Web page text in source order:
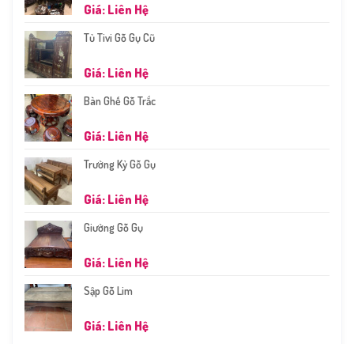
Giá: Liên Hệ
Tủ Tivi Gỗ Gụ Cũ
Giá: Liên Hệ
Bàn Ghế Gỗ Trắc
Giá: Liên Hệ
Trường Kỷ Gỗ Gụ
Giá: Liên Hệ
Giường Gỗ Gụ
Giá: Liên Hệ
Sập Gỗ Lim
Giá: Liên Hệ